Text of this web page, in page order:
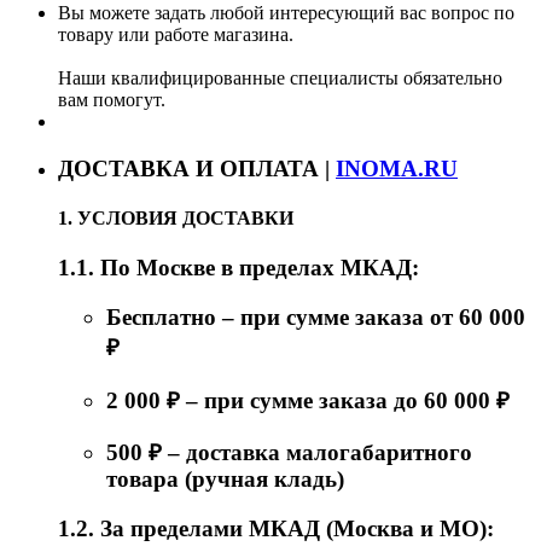
Вы можете задать любой интересующий вас вопрос по
товару или работе магазина.
Наши квалифицированные специалисты обязательно
вам помогут.
ДОСТАВКА И ОПЛАТА | INOMA.RU
1. УСЛОВИЯ ДОСТАВКИ
1.1. По Москве в пределах МКАД:
Бесплатно – при сумме заказа от 60 000
₽
2 000 ₽ – при сумме заказа до 60 000 ₽
500 ₽ – доставка малогабаритного
товара (ручная кладь)
1.2. За пределами МКАД (Москва и МО):